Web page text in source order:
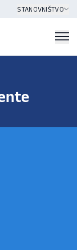
STANOVNIŠTVO